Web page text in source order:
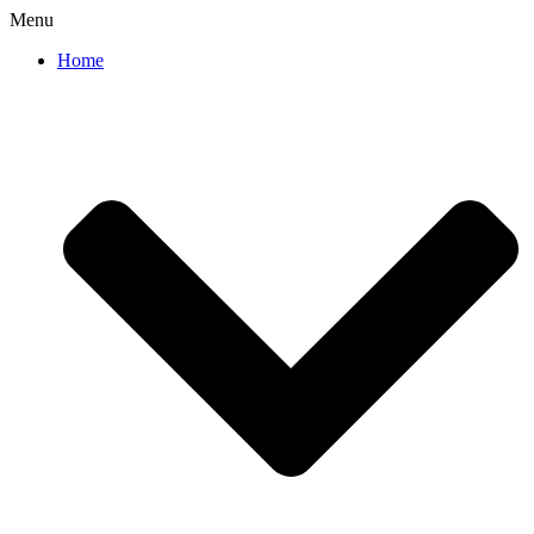
Menu
Home